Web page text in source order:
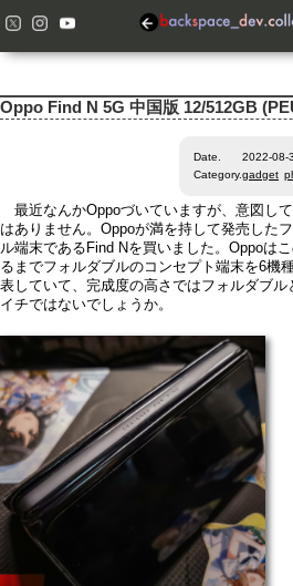
Oppo Find N 5G 中国版 12/512GB
Date.
2022-08-
Category.gadget
最近なんかOppoづいていますが、意図し
はありません。Oppoが満を持して発売した
ル端末であるFind Nを買いました。Oppoは
るまでフォルダブルのコンセプト端末を6機
表していて、完成度の高さではフォルダブル
イチではないでしょうか。